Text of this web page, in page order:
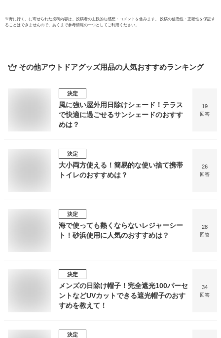
※野に行く。 に寄せられた投稿内容は、投稿者の主観的な感想・コメントを含みます。 投稿の信憑性・正確性を保証す
ることはできませんので、あくまで参考情報の一つとしてご利用ください。
その他アウトドアグッズ用品の人気おすすめランキング
決定
風に強い屋外用日除けシェード！テラス
で快適に過ごせるサンシェードのおすす
めは？
19
回答
決定
大小両方使える！簡易的な使い捨て携帯
トイレのおすすめは？
26
回答
決定
海で使っても熱くならないレジャーシー
ト！砂浜使用に人気のおすすめは？
28
回答
決定
メンズの日除け帽子！完全遮光100パーセ
ントなどUVカットできる遮光帽子のおす
すめを教えて！
34
回答
決定